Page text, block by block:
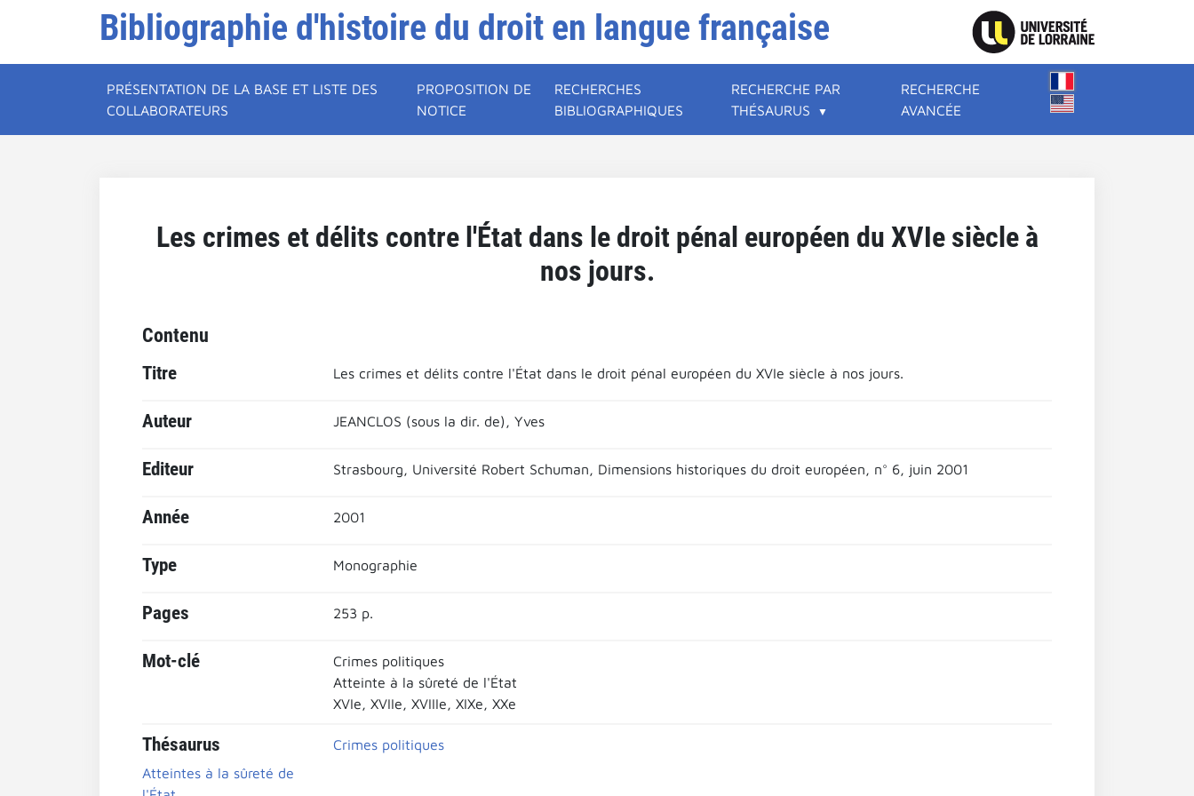
Bibliographie d'histoire du droit en langue française
PRÉSENTATION DE LA BASE ET LISTE DES
COLLABORATEURS
PROPOSITION DE
NOTICE
RECHERCHES
BIBLIOGRAPHIQUES
RECHERCHE PAR
THÉSAURUS
RECHERCHE
AVANCÉE
Les crimes et délits contre l'État dans le droit pénal européen du XVIe siècle à
nos jours.
Contenu
Titre Les crimes et délits contre l'État dans le droit pénal européen du XVIe siècle à nos jours.
Auteur JEANCLOS (sous la dir. de), Yves
Editeur Strasbourg, Université Robert Schuman, Dimensions historiques du droit européen, n° 6, juin 2001
Année 2001
Type Monographie
Pages 253 p.
Mot-clé
Crimes politiques
Atteinte à la sûreté de l'État
XVIe, XVIIe, XVIIIe, XIXe, XXe
Thésaurus
Crimes politiques
Atteintes à la sûreté de